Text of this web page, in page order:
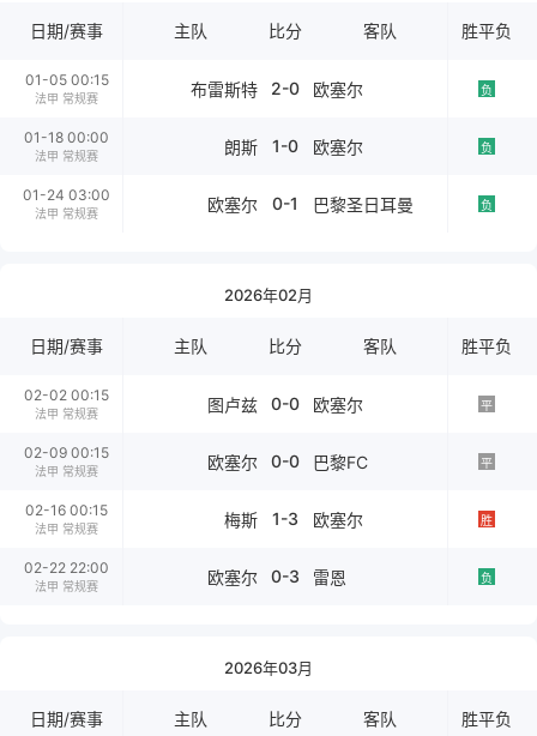
日期/赛事 主队 比分 客队 胜平负
01-05 00:15
法甲 常规赛 布雷斯特 2-0 欧塞尔 负
01-18 00:00
法甲 常规赛 朗斯 1-0 欧塞尔 负
01-24 03:00
法甲 常规赛 欧塞尔 0-1 巴黎圣日耳曼 负
2026年02月
日期/赛事 主队 比分 客队 胜平负
02-02 00:15
法甲 常规赛 图卢兹 0-0 欧塞尔 平
02-09 00:15
法甲 常规赛 欧塞尔 0-0 巴黎FC 平
02-16 00:15
法甲 常规赛 梅斯 1-3 欧塞尔 胜
02-22 22:00
法甲 常规赛 欧塞尔 0-3 雷恩 负
2026年03月
日期/赛事 主队 比分 客队 胜平负